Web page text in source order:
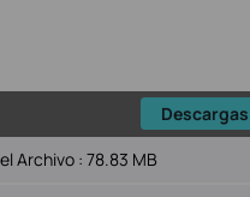
Descargas
Archivo : 78.83 MB